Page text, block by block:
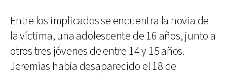
Entre los implicados se encuentra la novia de
la víctima, una adolescente de 16 años, junto a
otros tres jóvenes de entre 14 y 15 años.
Jeremías había desaparecido el 18 de